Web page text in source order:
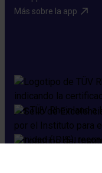
Más sobre la app​